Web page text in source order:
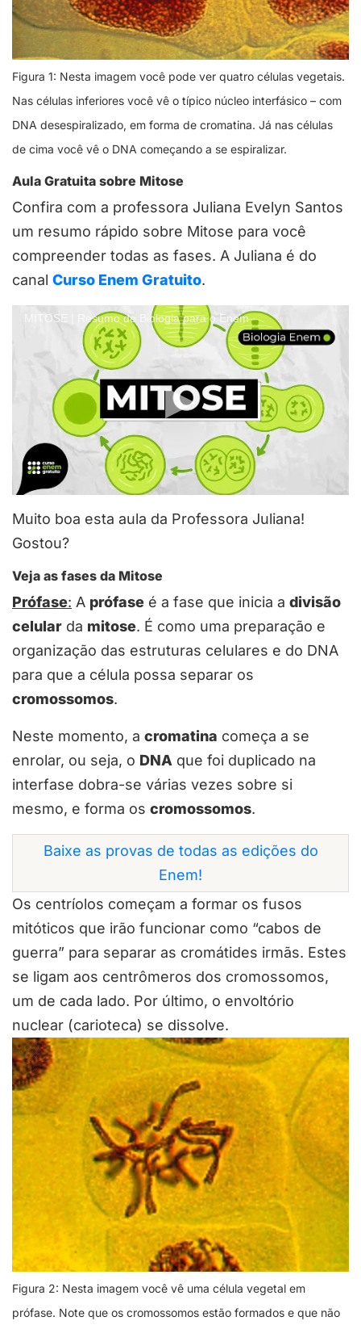
Figura 1: Nesta imagem você pode ver quatro células vegetais.
Nas células inferiores você vê o típico núcleo interfásico – com
DNA desespiralizado, em forma de cromatina. Já nas células
de cima você vê o DNA começando a se espiralizar.
Aula Gratuita sobre Mitose
Confira com a professora Juliana Evelyn Santos
um resumo rápido sobre Mitose para você
compreender todas as fases. A Juliana é do
canal Curso Enem Gratuito.
MITOSE | Resumo de Biologia para o Enem
Muito boa esta aula da Professora Juliana!
Gostou?
Veja as fases da Mitose
Prófase: A prófase é a fase que inicia a divisão
celular da mitose. É como uma preparação e
organização das estruturas celulares e do DNA
para que a célula possa separar os
cromossomos.
Neste momento, a cromatina começa a se
enrolar, ou seja, o DNA que foi duplicado na
interfase dobra-se várias vezes sobre si
mesmo, e forma os cromossomos.
Baixe as provas de todas as edições do
Enem!
Os centríolos começam a formar os fusos
mitóticos que irão funcionar como “cabos de
guerra” para separar as cromátides irmãs. Estes
se ligam aos centrômeros dos cromossomos,
um de cada lado. Por último, o envoltório
nuclear (carioteca) se dissolve.
Figura 2: Nesta imagem você vê uma célula vegetal em
prófase. Note que os cromossomos estão formados e que não